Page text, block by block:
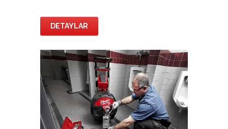
DETAYLAR